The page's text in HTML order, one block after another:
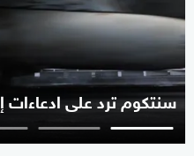
سنتكوم ترد على ادعاءات